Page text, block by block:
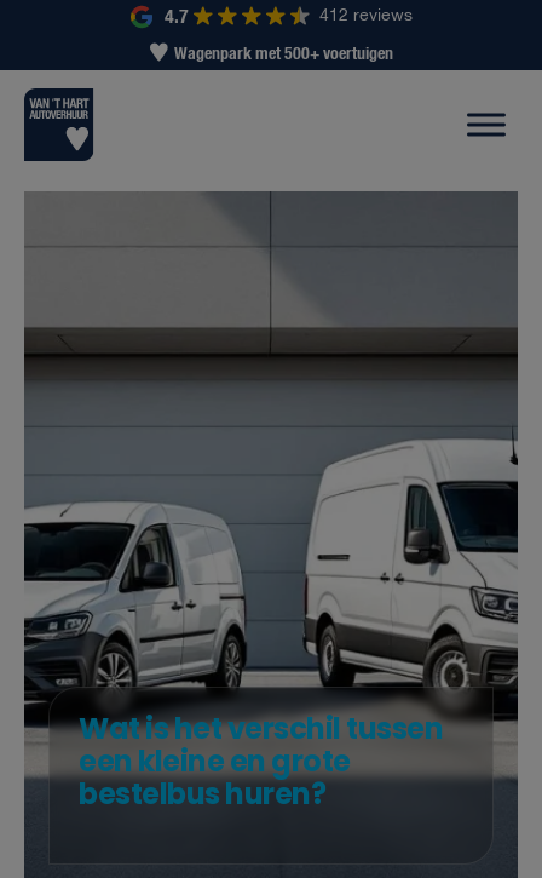
4.7
412 reviews
Wagenpark met 500+ voertuigen
Wat is het verschil tussen
een kleine en grote
bestelbus huren?